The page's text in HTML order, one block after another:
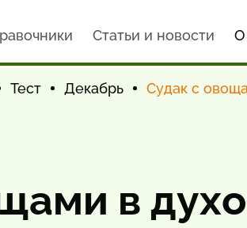
Статьи и новости О
Тест Декабрь Судак с
в